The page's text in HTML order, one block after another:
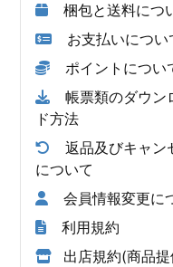
梱包と送料につ
お支払いについ
ポイントについ
帳票類のダウン
ド方法
返品及びキャン
について
会員情報変更に
利用規約
出店規約(商品